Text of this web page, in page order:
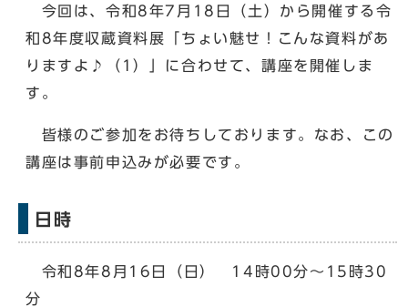
今回は、令和8年7月18日（土）から開催する令
和8年度収蔵資料展「ちょい魅せ！こんな資料があ
りますよ♪（1）」に合わせて、講座を開催しま
す。
皆様のご参加をお待ちしております。なお、この
講座は事前申込みが必要です。
日時
令和8年8月16日（日） 14時00分～15時30
分